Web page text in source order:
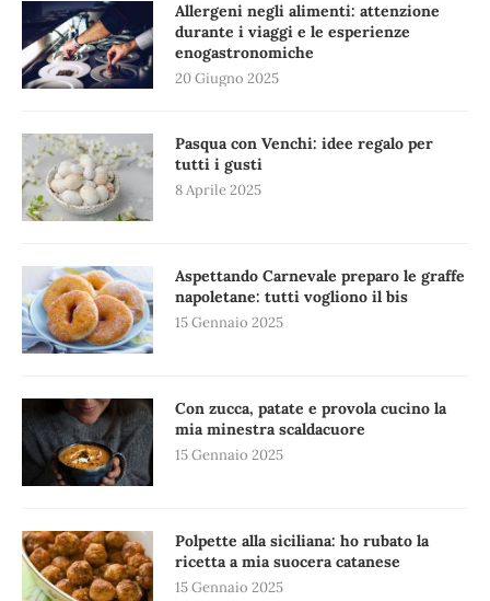
Allergeni negli alimenti: attenzione
durante i viaggi e le esperienze
enogastronomiche
20 Giugno 2025
Pasqua con Venchi: idee regalo per
tutti i gusti
8 Aprile 2025
Aspettando Carnevale preparo le graffe
napoletane: tutti vogliono il bis
15 Gennaio 2025
Con zucca, patate e provola cucino la
mia minestra scaldacuore
15 Gennaio 2025
Polpette alla siciliana: ho rubato la
ricetta a mia suocera catanese
15 Gennaio 2025